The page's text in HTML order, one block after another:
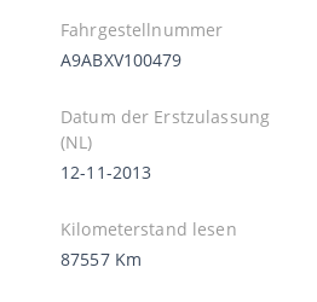
Fahrgestellnummer
A9ABXV100479
Datum der Erstzulassung
(NL)
12-11-2013
Kilometerstand lesen
87557 Km